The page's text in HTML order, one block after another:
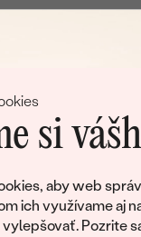
si
aby web
ich využívame aj
Pozrite
ale